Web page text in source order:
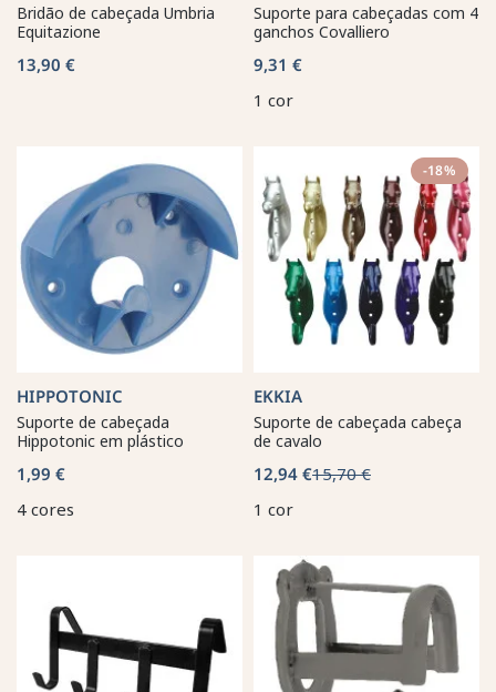
Bridão de cabeçada Umbria
Equitazione
13,90 €
Suporte para cabeçadas com 4
ganchos Covalliero
9,31 €
1 cor
HIPPOTONIC
Suporte de cabeçada
Hippotonic em plástico
1,99 €
4 cores
-18%
EKKIA
Suporte de cabeçada cabeça
de cavalo
12,94 €15,70 €
1 cor